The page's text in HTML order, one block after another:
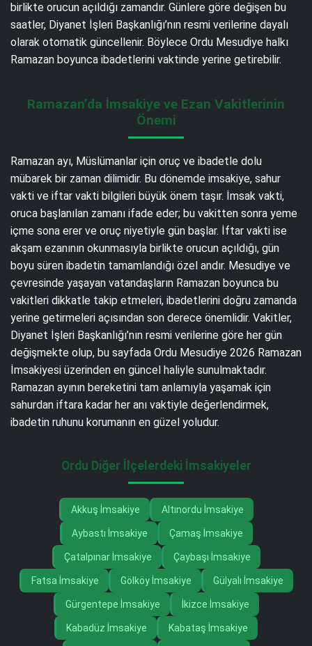
birlikte orucun açıldığı zamandır. Günlere göre değişen bu
saatler, Diyanet İşleri Başkanlığı’nın resmi verilerine dayalı
olarak otomatik güncellenir. Böylece Ordu Mesudiye halkı
Ramazan boyunca ibadetlerini vaktinde yerine getirebilir.
Ramazan’da İmsakiye ve Ezan Vakitlerinin
Önemi
Ramazan ayı, Müslümanlar için oruç ve ibadetle dolu
mübarek bir zaman dilimidir. Bu dönemde imsakiye, sahur
vakti ve iftar vakti bilgileri büyük önem taşır. İmsak vakti,
oruca başlanılan zamanı ifade eder; bu vakitten sonra yeme
içme sona erer ve oruç niyetiyle gün başlar. İftar vakti ise
akşam ezanının okunmasıyla birlikte orucun açıldığı, gün
boyu süren ibadetin tamamlandığı özel andır. Mesudiye ve
çevresinde yaşayan vatandaşların Ramazan boyunca bu
vakitleri dikkatle takip etmeleri, ibadetlerini doğru zamanda
yerine getirmeleri açısından son derece önemlidir. Vakitler,
Diyanet İşleri Başkanlığı’nın resmi verilerine göre her gün
değişmekte olup, bu sayfada Ordu Mesudiye 2026 Ramazan
İmsakiyesi üzerinden en güncel haliyle sunulmaktadır.
Ramazan ayının bereketini tam anlamıyla yaşamak için
sahurdan iftara kadar her anı vaktiyle değerlendirmek,
ibadetin ruhunu korumanın en güzel yoludur.
Ordu Diğer İlçelerdeki İmsakiyeler
Akkuş İmsakiye Altınordu İmsakiye
Aybastı İmsakiye Çamaş İmsakiye
Çatalpınar İmsakiye Çaybaşı İmsakiye
Fatsa İmsakiye Gölköy İmsakiye Gülyalı İmsakiye
Gürgentepe İmsakiye İkizce İmsakiye
Kabadüz İmsakiye Kabataş İmsakiye